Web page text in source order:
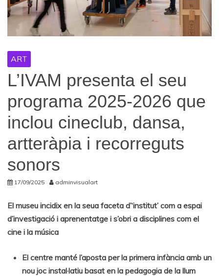
ART
L’IVAM presenta el seu
programa 2025-2026 que
inclou cineclub, dansa,
artteràpia i recorreguts
sonors
17/09/2025 adminvisualart
El museu incidix en la seua faceta d’‘institut’ com a espai
d’investigació i aprenentatge i s’obri a disciplines com el
cine i la música
El centre manté l’aposta per la primera infància amb un
nou joc instal·latiu basat en la pedagogia de la llum